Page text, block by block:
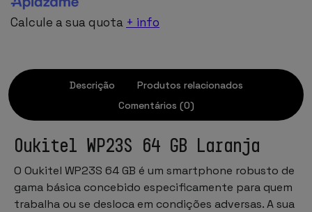
Calcule a sua quota + info
Descrição
Produtos relacionados
Comentários (0)
Oukitel WP23S 64 GB Laranja
O Oukitel WP23S 64 GB é um smartphone robusto de
gama básica concebido especificamente para quem
trabalha ou se desloca em condições adversas. A sua